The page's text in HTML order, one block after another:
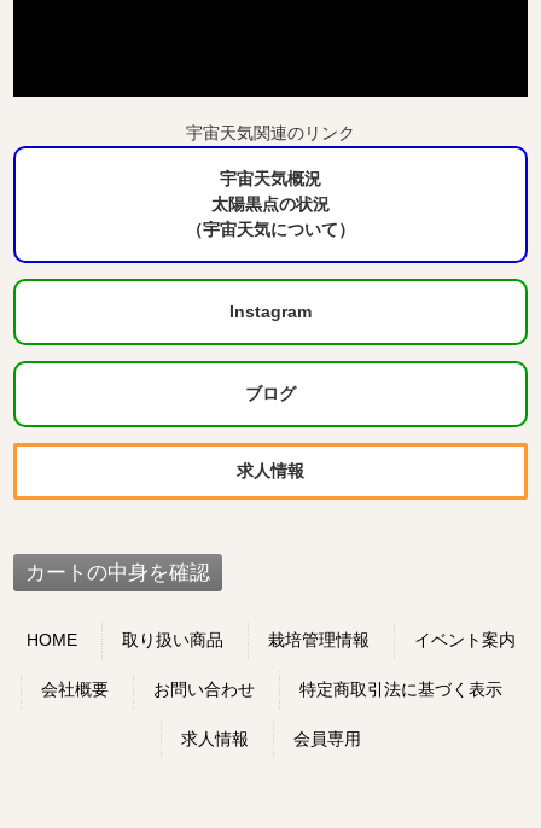
宇宙天気関連のリンク
宇宙天気概況
太陽黒点の状況
（宇宙天気について）
Instagram
ブログ
求人情報
HOME 取り扱い商品 栽培管理情報 イベント案内
会社概要 お問い合わせ 特定商取引法に基づく表示
求人情報 会員専用